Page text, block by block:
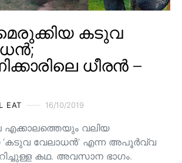
കടുവ
ധീരൻ –
EAT 16/10/2019
എക്കാലത്തെയും വലിയ
വേലാധൻ’ എന്ന അപൂർവ്വ
കഥ. അവസാന ഭാഗം.